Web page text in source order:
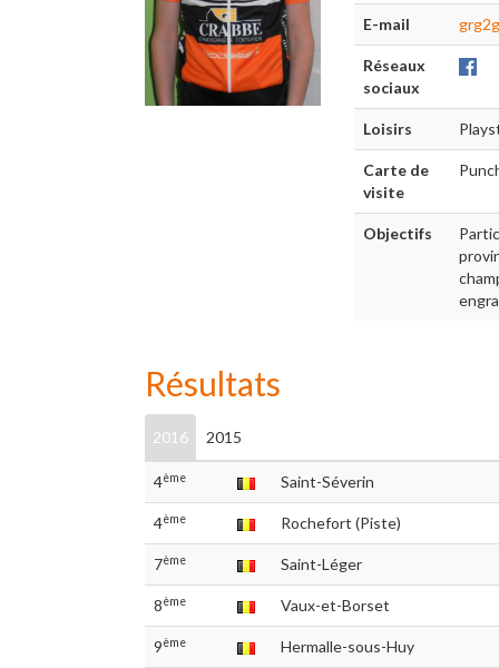
E-mail
Réseaux
sociaux
Loisirs
Carte de
visite
Objectifs
Résultats
2016 2015
4ème Saint-Séverin
4ème Rochefort (Piste)
7ème Saint-Léger
8ème Vaux-et-Borset
9ème Hermalle-sous-Huy